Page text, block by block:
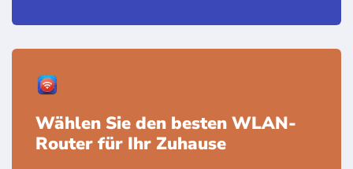
Wählen Sie den besten WLAN-
Router für Ihr Zuhause